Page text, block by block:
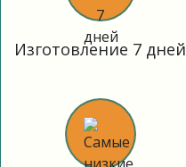
Изготовление 7 дней